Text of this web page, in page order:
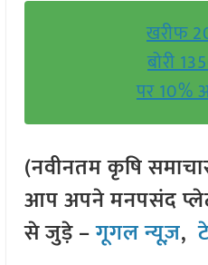
खरीफ
बोरी
पर 10%
(नवीनतम कृषि
आप अपने मनपसंद
से जुड़े –गूगल न्यूज़,